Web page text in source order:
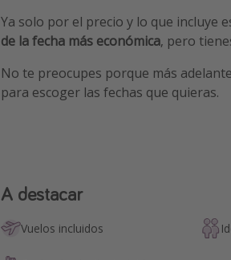
Ya solo por el precio y lo que incluye
de la fecha más económica, pero
No te preocupes porque más
para escoger las fechas que quieras.
A destacar
Vuelos incluidos